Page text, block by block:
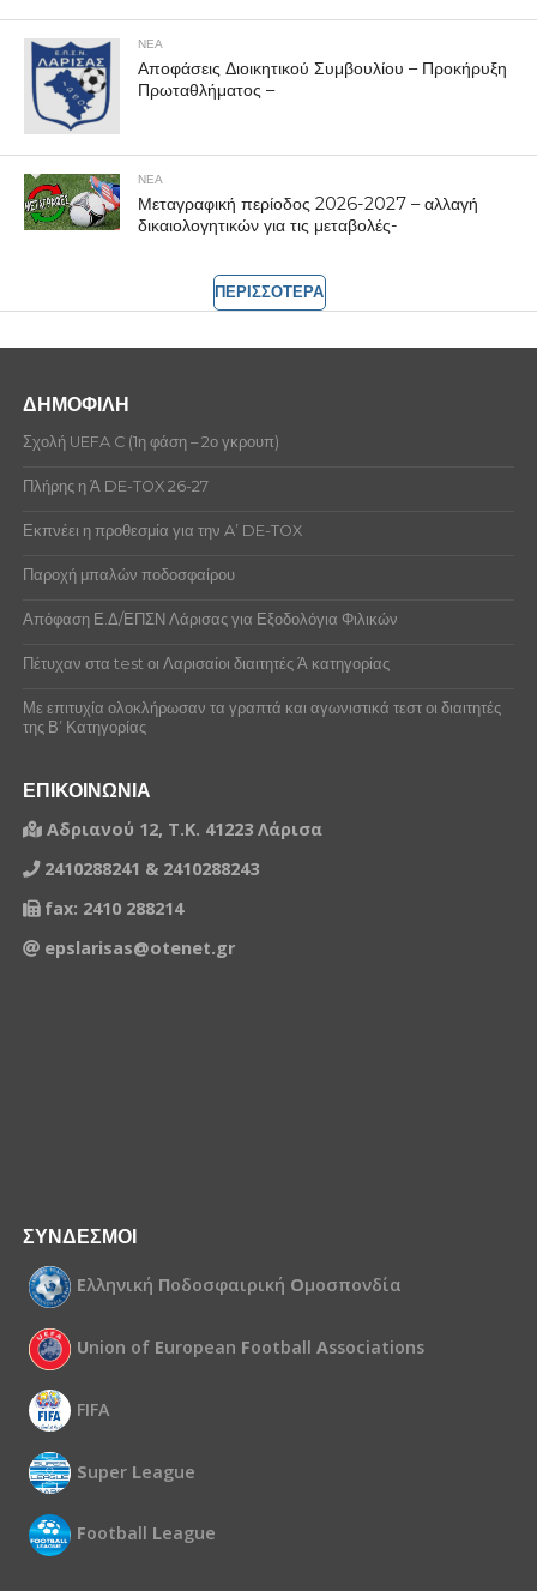
ΝΕΑ
Αποφάσεις Διοικητικού Συμβουλίου – Προκήρυξη
Πρωταθλήματος –
ΝΕΑ
Μεταγραφική περίοδος 2026-2027 – αλλαγή
δικαιολογητικών για τις μεταβολές-
ΠΕΡΙΣΣΟΤΕΡΑ
ΔΗΜΟΦΙΛΗ
Σχολή UEFA C (1η φάση – 2ο γκρουπ)
Πλήρης η Ά DE-TOX 26-27
Εκπνέει η προθεσμία για την A’ DE-TOX
Παροχή μπαλών ποδοσφαίρου
Απόφαση Ε.Δ/ΕΠΣΝ Λάρισας για Εξοδολόγια Φιλικών
Πέτυχαν στα test οι Λαρισαίοι διαιτητές Ά κατηγορίας
Με επιτυχία ολοκλήρωσαν τα γραπτά και αγωνιστικά τεστ οι διαιτητές
της Β’ Κατηγορίας
ΕΠΙΚΟΙΝΩΝΙΑ
Αδριανού 12, Τ.Κ. 41223 Λάρισα
2410288241 & 2410288243
fax: 2410 288214
epslarisas@otenet.gr
ΣΥΝΔΕΣΜΟΙ
Ελληνική Ποδοσφαιρική Ομοσπονδία
Union of European Football Associations
FIFA
Super League
Football League